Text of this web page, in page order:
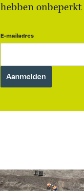
hebben
E-mailadres